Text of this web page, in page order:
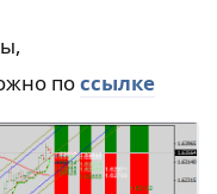
поссылке